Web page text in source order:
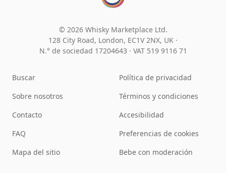
© 2026 Whisky Marketplace Ltd.
128 City Road, London, EC1V 2NX, UK ·
N.° de sociedad 17204643 · VAT 519 9116 71
Buscar
Sobre nosotros
Contacto
FAQ
Mapa del sitio
Política de privacidad
Términos y condiciones
Accesibilidad
Preferencias de cookies
Bebe con moderación